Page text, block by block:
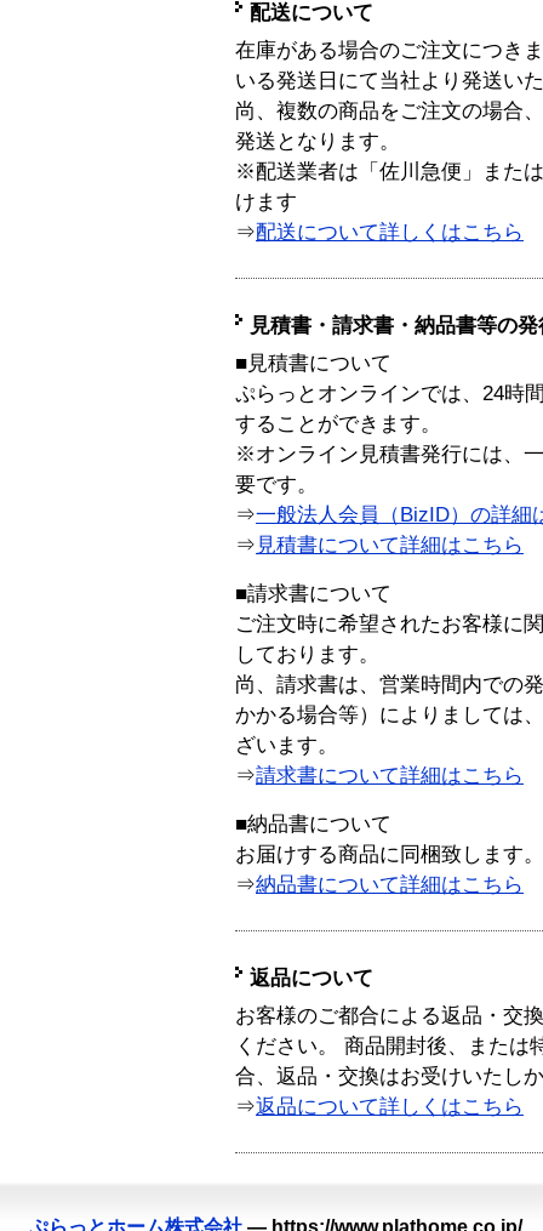
配送について
在庫がある場合のご注文につき
いる発送日にて当社より発送い
尚、複数の商品をご注文の場合
発送となります。
※配送業者は「佐川急便」また
けます
⇒配送について詳しくはこちら
見積書・請求書・納品書等の
■見積書について
ぷらっとオンラインでは、24時
することができます。
※オンライン見積書発行には、
要です。
⇒一般法人会員（BizID）の詳細
⇒ 見積書について詳細はこちら
■請求書について
ご注文時に希望されたお客様に
しております。
尚、請求書は、営業時間内での
かかる場合等）によりましては
ざいます。
⇒請求書について詳細はこちら
■納品書について
お届けする商品に同梱致します。
⇒納品書について詳細はこちら
返品について
お客様のご都合による返品・交
ください。 商品開封後、または
合、返品・交換はお受けいたし
⇒返品について詳しくはこちら
ぷらっとホーム株式会社 — https://www.plathome.co.jp/